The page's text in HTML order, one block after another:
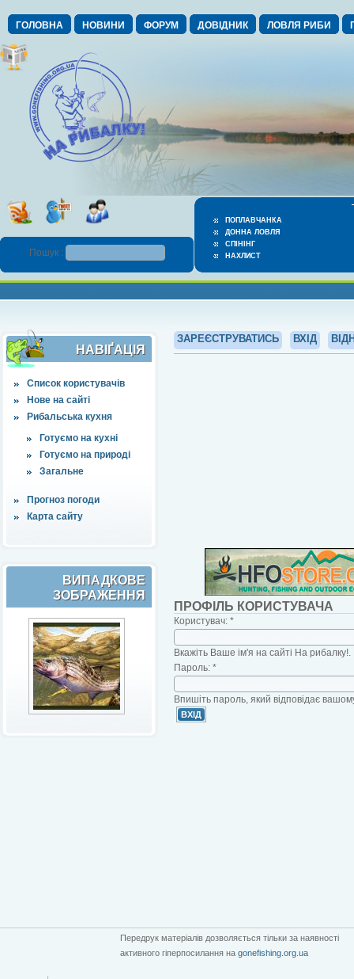
ГОЛОВНА НОВИНИ ФОРУМ ДОВІДНИК ЛОВЛЯ РИБИ
ПОПЛАВЧАНКА
ДОННА ЛОВЛЯ
СПІНІНГ
НАХЛИСТ
Пошук :
НАВІҐАЦІЯ
Список користувачів
Нове на сайті
Рибальська кухня
Готуємо на кухні
Готуємо на природі
Загальне
Прогноз погоди
Карта сайту
ВИПАДКОВЕ
ЗОБРАЖЕННЯ
ЗАРЕЄСТРУВАТИСЬ ВХІД
ПРОФІЛЬ КОРИСТУВАЧА
Користувач: *
Вкажіть Ваше ім'я на сайті На рибалку!.
Пароль: *
Впишіть пароль, який відповідає
Передрук матеріалів дозволяється тільки за наявності
активного гіперпосилання на gonefishing.org.ua